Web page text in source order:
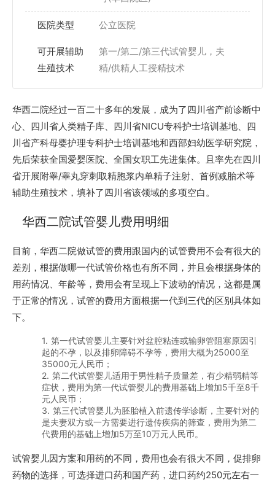
医院类型 公立医院
可开展辅助
生殖技术
第一/第二/第三代试管婴儿，夫
精/供精人工授精技术
华西二院经过一百二十多年的发展，成为了四川省产前诊断中
心、四川省人类精子库、四川省NICU专科护士培训基地、四
川省产科母婴护理专科护士培训基地和西部妇幼医学研究院，
先后荣获全国爱婴医院、全国女职工先进集体。且率先在四川
省开展附睾/睾丸穿刺取精胞浆内单精子注射、首例减胎术等
辅助生殖技术，填补了四川省该领域的多项空白。
华西二院试管婴儿费用明细
目前，华西二院做试管的费用跟国内的试管费用不会有很大的
差别，根据做哪一代试管价格也有所不同，并且会根据身体的
用药情况、年龄等，费用会有呈现上下波动的情况，这都是属
于正常的情况，试管的费用方面根据一代到三代的区别具体如
下。
1. 第一代试管婴儿主要针对盆腔粘连或输卵管阻塞原因引
起的不孕，以及排卵障碍不孕等，费用大概为25000至
35000元人民币；
2. 第二代试管婴儿适用于男性精子质量差，有少精弱精等
症状，费用为第一代试管婴儿的费用基础上增加5千至8千
元人民币；
3. 第三代试管婴儿为胚胎植入前遗传学诊断，主要针对的
是夫妻双方或一方需要进行遗传疾病的筛查，费用为第二
代费用的基础上增加5万至10万元人民币。
试管婴儿因方案和用药的不同，费用也会有很大不同，促排卵
药物的选择，可选择进口药和国产药，进口药约250元左右一